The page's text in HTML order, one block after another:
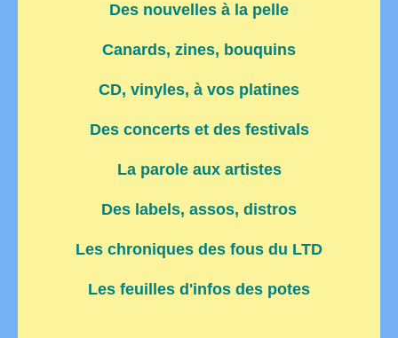
Des nouvelles à la pelle
Canards, zines, bouquins
CD, vinyles, à vos platines
Des concerts et des festivals
La parole aux artistes
Des labels, assos, distros
Les chroniques des fous du LTD
Les feuilles d'infos des potes